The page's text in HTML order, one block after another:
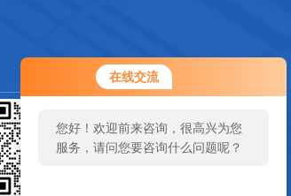
在线交流
您好！欢迎前来咨询，很高兴为您
服务，请问您要咨询什么问题呢？
扫一扫关注我们